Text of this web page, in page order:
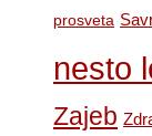
prosveta
nesto
Zajeb